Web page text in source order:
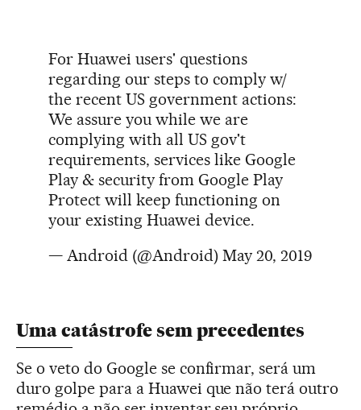
For Huawei users' questions
regarding our steps to comply w/
the recent US government actions:
We assure you while we are
complying with all US gov't
requirements, services like Google
Play & security from Google Play
Protect will keep functioning on
your existing Huawei device.
— Android (@Android) May 20, 2019
Uma catástrofe sem precedentes
Se o veto do Google se confirmar, será um
duro golpe para a Huawei que não terá outro